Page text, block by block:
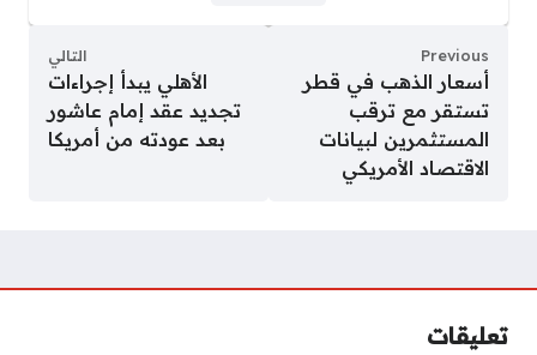
Previous
أسعار الذهب في قطر
تستقر مع ترقب
المستثمرين لبيانات
الاقتصاد الأمريكي
التالي
الأهلي يبدأ إجراءات
تجديد عقد إمام عاشور
بعد عودته من أمريكا
تعليقات